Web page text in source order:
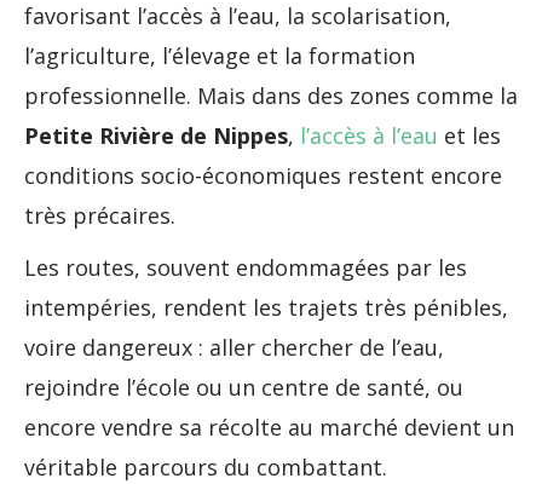
favorisant l’accès à l’eau, la scolarisation,
l’agriculture, l’élevage et la formation
professionnelle. Mais dans des zones comme la
Petite Rivière de Nippes, l’accès à l’eau et les
conditions socio-économiques restent encore
très précaires.
Les routes, souvent endommagées par les
intempéries, rendent les trajets très pénibles,
voire dangereux : aller chercher de l’eau,
rejoindre l’école ou un centre de santé, ou
encore vendre sa récolte au marché devient un
véritable parcours du combattant.